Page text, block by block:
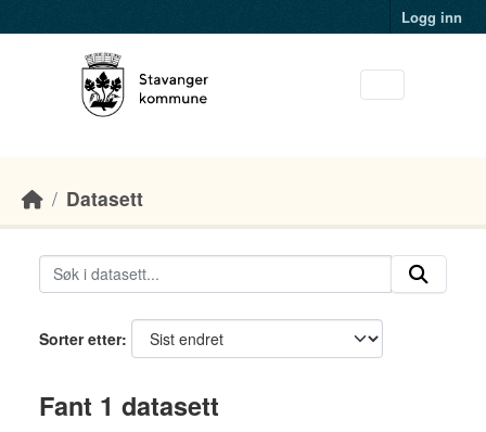
Logg inn
Datasett
Sorter etter
Fant 1 datasett